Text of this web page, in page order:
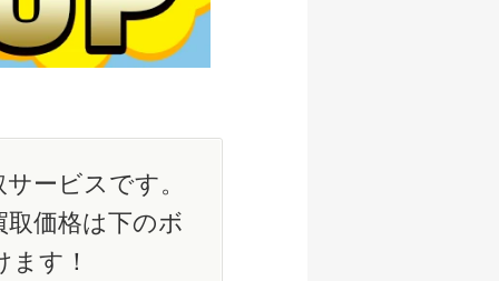
ービスです。
価格は下のボ
す！